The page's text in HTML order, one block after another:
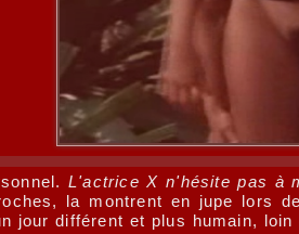
L'actrice X n'hésite pas à
la montrent en jupe lors
jour différent et plus humain,